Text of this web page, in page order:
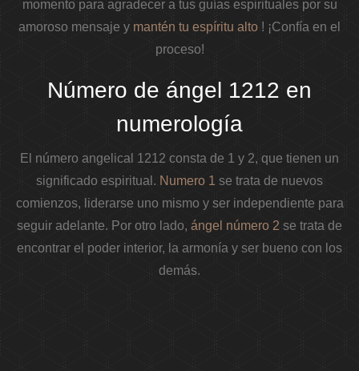
momento para agradecer a tus guías espirituales por su
amoroso mensaje y mantén tu espíritu alto ! ¡Confía en el
proceso!
Número de ángel 1212 en
numerología
El número angelical 1212 consta de 1 y 2, que tienen un
significado espiritual. Numero 1 se trata de nuevos
comienzos, liderarse uno mismo y ser independiente para
seguir adelante. Por otro lado, ángel número 2 se trata de
encontrar el poder interior, la armonía y ser bueno con los
demás.